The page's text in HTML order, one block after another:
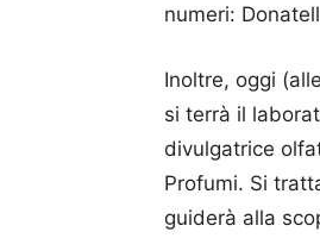
numeri:
Inoltre, oggi
si terrà il
divulgatrice
Profumi. Si
guiderà alla